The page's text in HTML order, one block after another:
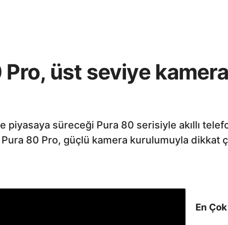
üst seviye
piyasaya süreceği Pura 80 serisiyle akıllı
Pura 80 Pro, güçlü kamera kurulumuyla dikkat
En